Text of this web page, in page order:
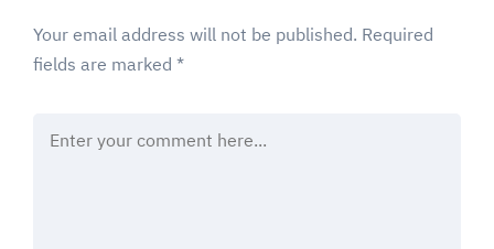
Your email address will not be published. Required
fields are marked*